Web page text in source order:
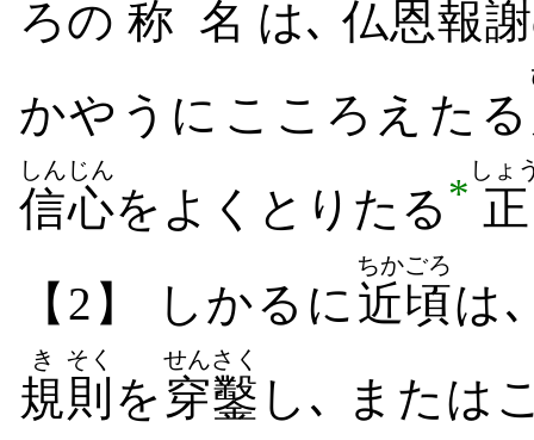
ろの 称名 は､ 仏恩報謝
かやうに​こころえ​たる
信心
しんじん
を​よく​とり​たる* 正
しょ
【2】 しかるに近頃
ちかごろ
は
規
き
則
そく
を 穿鑿
せんさく
し､ または​